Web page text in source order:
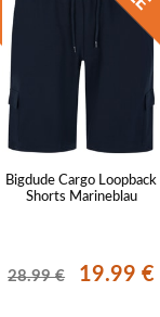
Bigdude Cargo Loopback
Shorts Marineblau
28.99 € 19.99 €